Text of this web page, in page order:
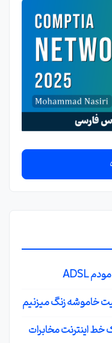
خاموشه زنگ میزنیم
خط اینترنت مخابرات